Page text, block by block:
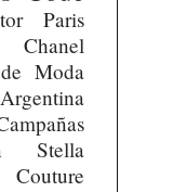
Paris
Chanel
Moda
Stella